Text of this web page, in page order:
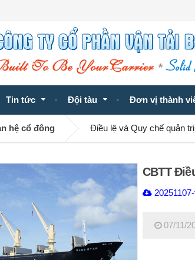
Tin tức Đội tàu Đơn vị thành
hệ cổ đông Điều lệ và Quy chế quản trị
CBTT
07/11/